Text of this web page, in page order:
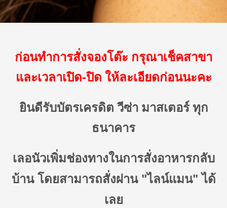
ก่อนทำการสั่งจองโต๊ะ กรุณาเช็คสาขา
และเวลาเปิด-ปิด ให้ละเอียดก่อนนะคะ
ยินดีรับบัตรเครดิต วีซ่า มาสเตอร์ ทุก
ธนาคาร
เลอนัวเพิ่มช่องทางในการสั่งอาหารกลับ
บ้าน โดยสามารถสั่งผ่าน "ไลน์แมน" ได้
เลย